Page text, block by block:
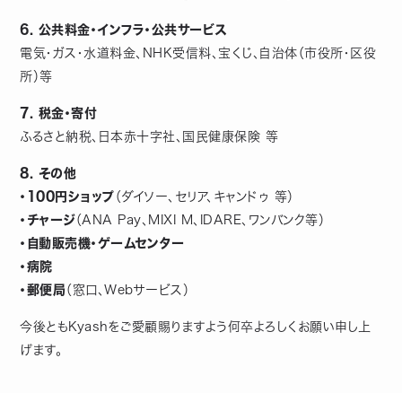
6. 公共料金・インフラ・公共サービス
電気・ガス・水道料金、NHK受信料、宝くじ、自治体（市役所・区役
所）等
7. 税金・寄付
ふるさと納税、日本赤十字社、国民健康保険 等
8. その他
・100円ショップ （ダイソー、セリア、キャンドゥ 等）
・チャージ（ANA Pay、MIXI M、IDARE、ワンバンク等）
・自動販売機・ゲームセンター
・病院
・郵便局 （窓口、Webサービス）
今後ともKyashをご愛顧賜りますよう何卒よろしくお願い申し上
げます。